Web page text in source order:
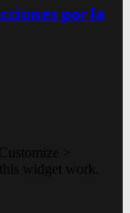
por la
>
widget work.